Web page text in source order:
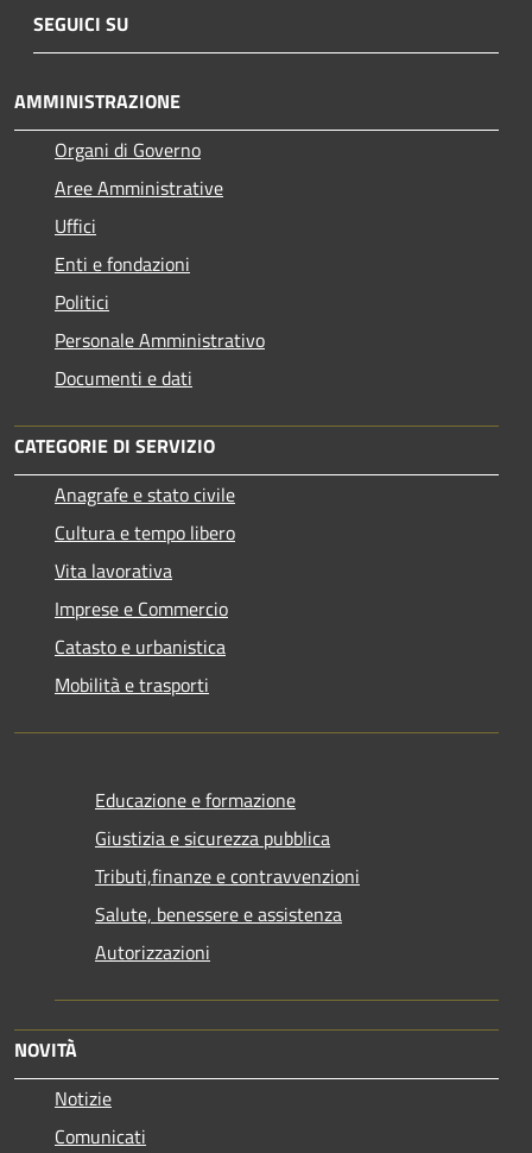
SEGUICI SU
AMMINISTRAZIONE
Organi di Governo
Aree Amministrative
Uffici
Enti e fondazioni
Politici
Personale Amministrativo
Documenti e dati
CATEGORIE DI SERVIZIO
Anagrafe e stato civile
Cultura e tempo libero
Vita lavorativa
Imprese e Commercio
Catasto e urbanistica
Mobilità e trasporti
Educazione e formazione
Giustizia e sicurezza pubblica
Tributi,finanze e contravvenzioni
Salute, benessere e assistenza
Autorizzazioni
NOVITÀ
Notizie
Comunicati